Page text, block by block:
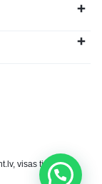
visas tiesības